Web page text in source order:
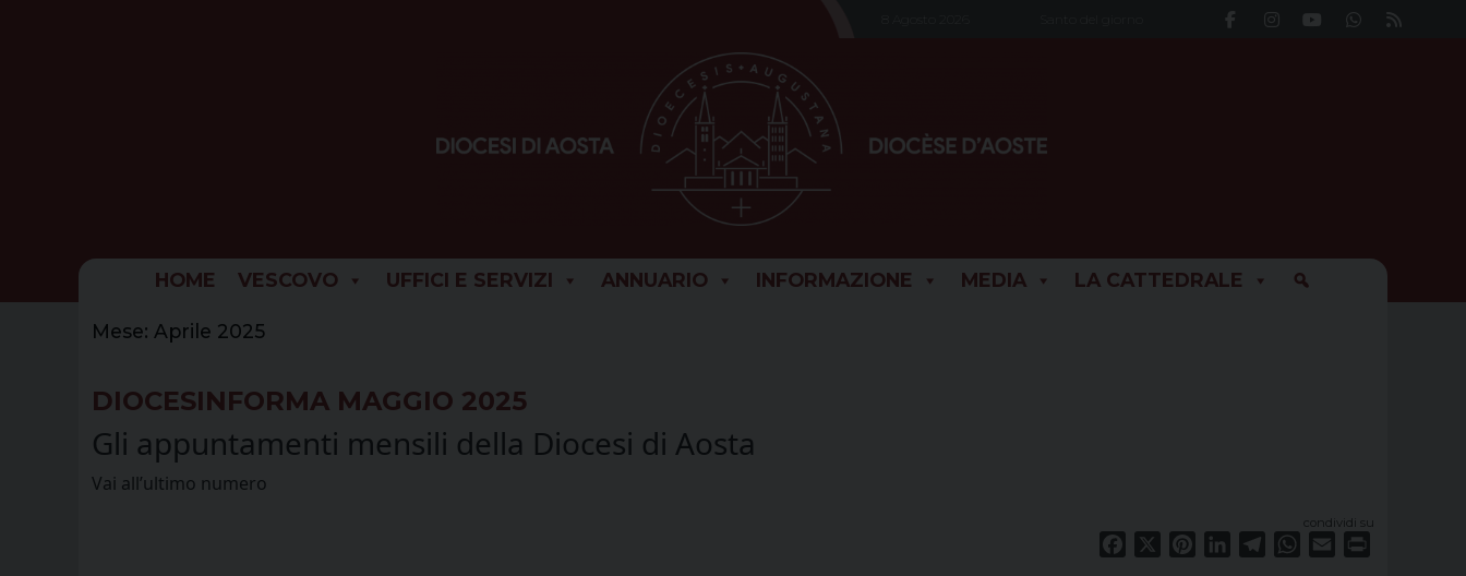
HOME VESCOVO UFFICI E SERVIZI ANNUARIO INFORMAZIONE MEDIA LA CATTEDRALE
Mese: Aprile 2025
DIOCESINFORMA MAGGIO 2025
Gli appuntamenti mensili della Diocesi di Aosta
Vai all’ultimo numero
condividi su
Facebook PinterestLinkedInTelegramWhatsApp
Email